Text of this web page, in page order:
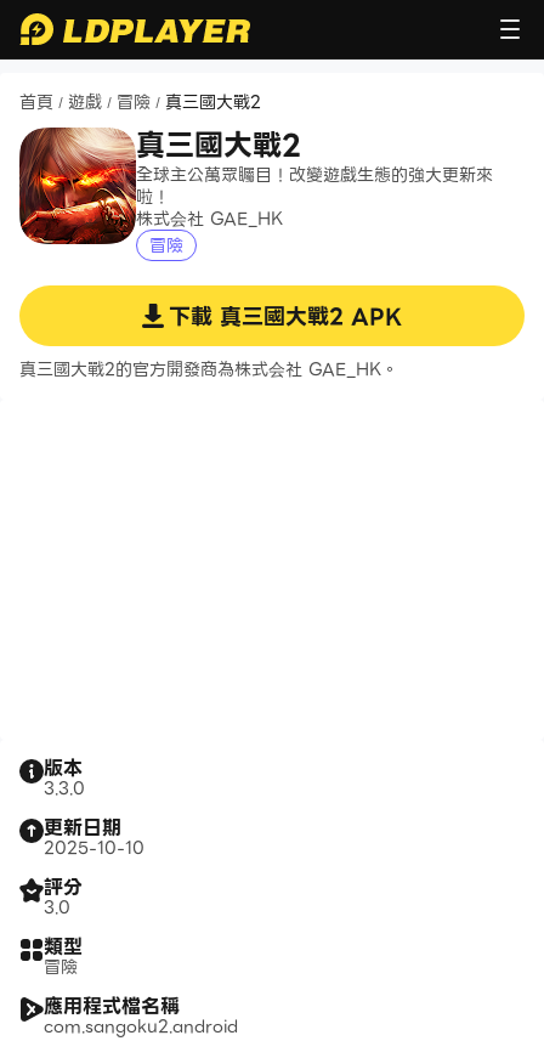
首頁 / 遊戲 / 冒險 / 真三國大戰2
真三國大戰2
全球主公萬眾矚目！改變遊戲生態的強大更新來
啦！
株式会社 GAE_HK
冒險
下載 真三國大戰2 APK
真三國大戰2的官方開發商為株式会社 GAE_HK。
版本
3.3.0
更新日期
2025-10-10
評分
3.0
類型
冒險
應用程式檔名稱
com.sangoku2.android